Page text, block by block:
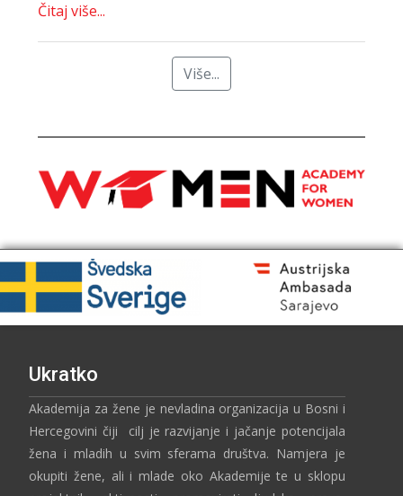
Čitaj više...
Više...
Ukratko
Akademija za žene je nevladina organizacija u Bosni i
Hercegovini čiji cilj je razvijanje i jačanje potencijala
žena i mladih u svim sferama društva. Namjera je
okupiti žene, ali i mlade oko Akademije te u sklopu